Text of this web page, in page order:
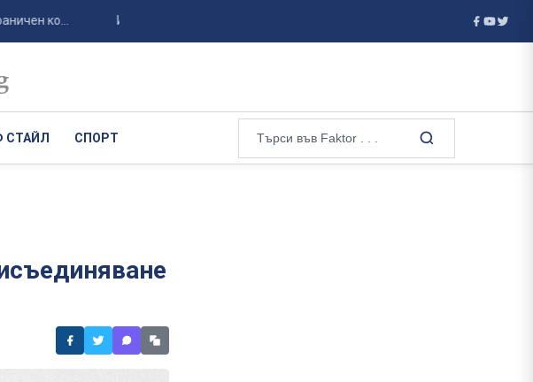
ко... Италия разби мрежа за трафик на мигранти от Алжир през Сардиния и
СТАЙЛ СПОРТ